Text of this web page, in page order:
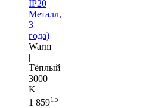
IP20
Металл,
3
года)
Warm
|
Тёплый
3000
K
1 85915